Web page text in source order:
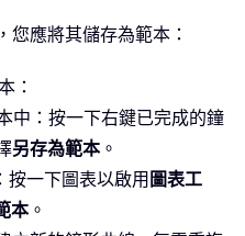
您應將其儲存為範本：
：
中：按一下右鍵已完成的鐘
另存為範本。
一下圖表以啟用圖表工
本。